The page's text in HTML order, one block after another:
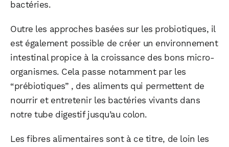
bactéries.
Outre les approches basées sur les probiotiques, il
est également possible de créer un environnement
intestinal propice à la croissance des bons micro-
organismes. Cela passe notamment par les
“prébiotiques” , des aliments qui permettent de
nourrir et entretenir les bactéries vivants dans
notre tube digestif jusqu’au colon.
Les fibres alimentaires sont à ce titre, de loin les